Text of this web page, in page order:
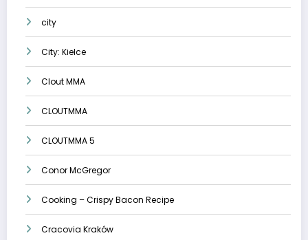
city
City: Kielce
Clout MMA
CLOUTMMA
CLOUTMMA 5
Conor McGregor
Cooking – Crispy Bacon Recipe
Cracovia Kraków